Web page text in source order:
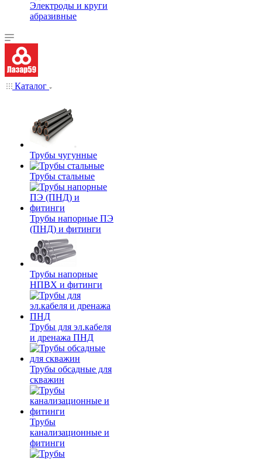
Электроды и круги
абразивные
Каталог
Трубы чугунные
Трубы стальные
Трубы напорные ПЭ
(ПНД) и фитинги
Трубы напорные
НПВХ и фитинги
Трубы для эл.кабеля
и дренажа ПНД
Трубы обсадные для
скважин
Трубы
канализационные и
фитинги